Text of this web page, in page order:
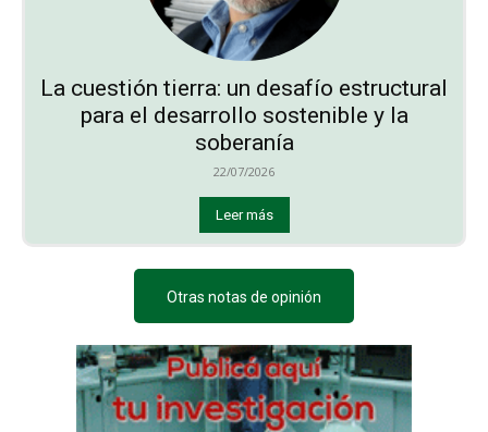
La cuestión tierra: un desafío estructural
para el desarrollo sostenible y la
soberanía
22/07/2026
Leer más
Otras notas de opinión